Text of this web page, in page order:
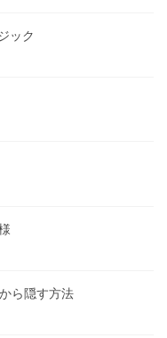
ック
ら隠す方法